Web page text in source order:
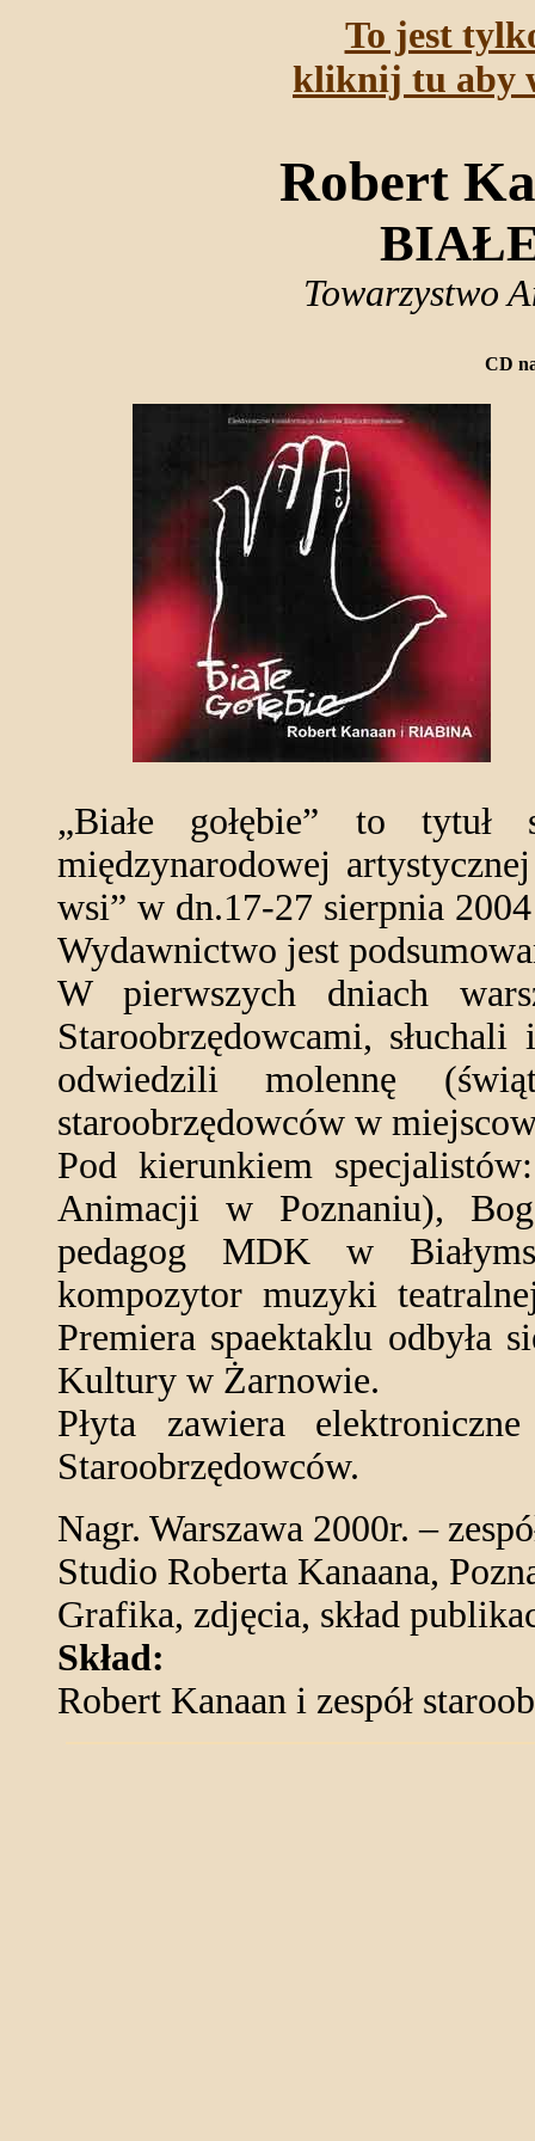
To jest
kliknij tu aby
Robert
Towarzystwo
CD
„Białe gołębie” to tytuł
międzynarodowej
wsi” w dn.17-27 sierpnia
Wydawnictwo jest
W pierwszych dniach
Staroobrzędowcami,
odwiedzili molennę
staroobrzędowców w
Pod kierunkiem
Animacji w Poznaniu),
pedagog MDK w
kompozytor muzyki
Premiera spaektaklu odbyła
Kultury w Żarnowie.
Płyta zawiera
Staroobrzędowców.
Nagr. Warszawa 2000r. –
Studio Roberta Kanaana,
Grafika, zdjęcia, skład
Skład:
Robert Kanaan i zespół